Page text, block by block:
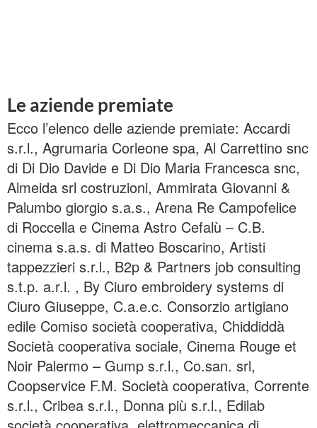
Le aziende premiate
Ecco l’elenco delle aziende premiate: Accardi
s.r.l., Agrumaria Corleone spa, Al Carrettino snc
di Di Dio Davide e Di Dio Maria Francesca snc,
Almeida srl costruzioni, Ammirata Giovanni &
Palumbo giorgio s.a.s., Arena Re Campofelice
di Roccella e Cinema Astro Cefalù – C.B.
cinema s.a.s. di Matteo Boscarino, Artisti
tappezzieri s.r.l., B2p & Partners job consulting
s.t.p. a.r.l. , By Ciuro embroidery systems di
Ciuro Giuseppe, C.a.e.c. Consorzio artigiano
edile Comiso società cooperativa, Chiddiddà
Società cooperativa sociale, Cinema Rouge et
Noir Palermo – Gump s.r.l., Co.san. srl,
Coopservice F.M. Società cooperativa, Corrente
s.r.l., Cribea s.r.l., Donna più s.r.l., Edilab